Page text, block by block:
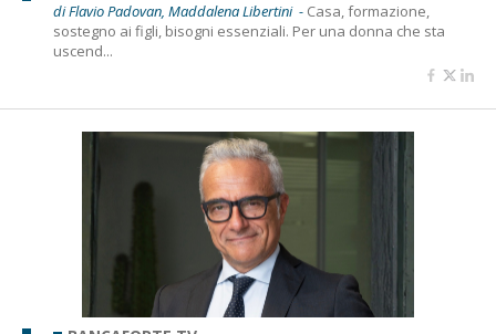
di Flavio Padovan, Maddalena Libertini - Casa, formazione,
sostegno ai figli, bisogni essenziali. Per una donna che sta
uscend...